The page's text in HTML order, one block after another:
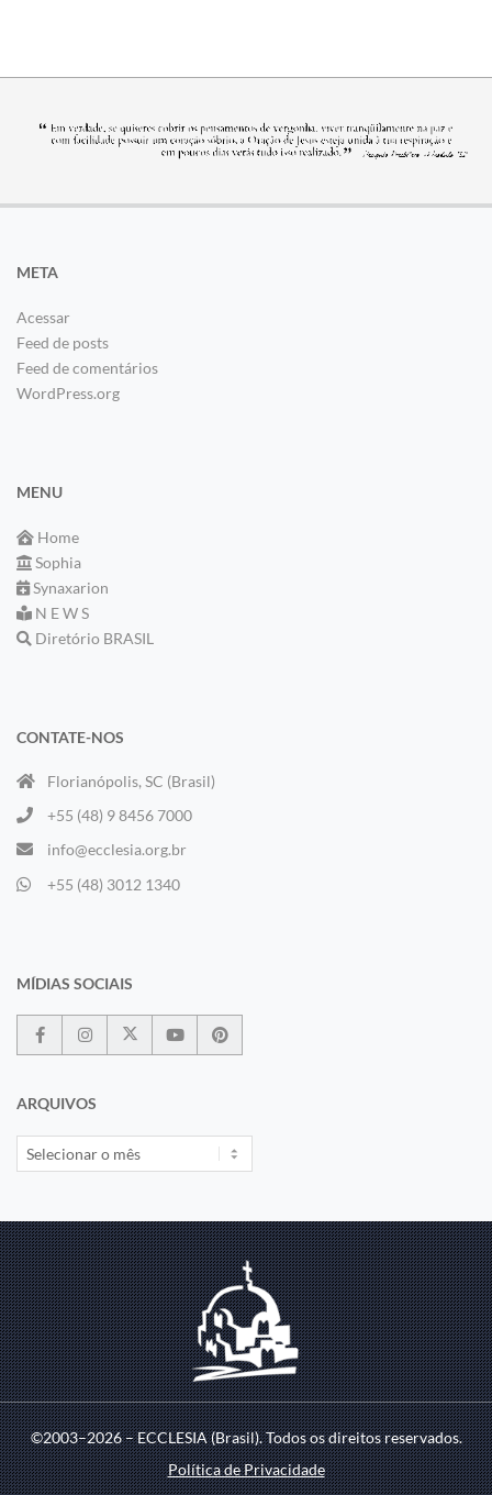
META
Acessar
Feed de posts
Feed de comentários
WordPress.org
MENU
Home
Sophia
Synaxarion
N E W S
Diretório BRASIL
CONTATE-NOS
Florianópolis, SC (Brasil)
+55 (48) 9 8456 7000
info@ecclesia.org.br
+55 (48) 3012 1340
MÍDIAS SOCIAIS
ARQUIVOS
©2003–2026 – ECCLESIA (Brasil). Todos os direitos reservados.
Política de Privacidade